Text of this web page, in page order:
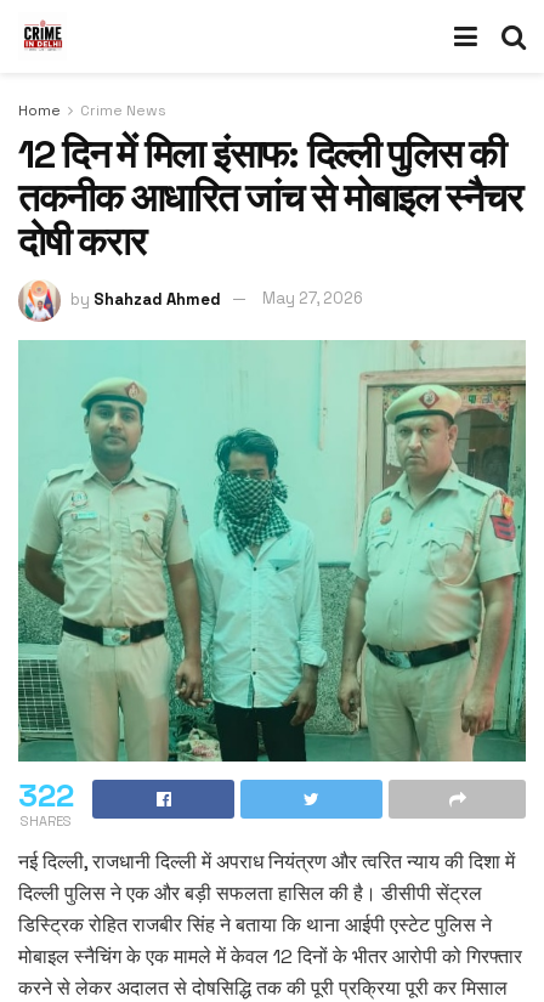
Home Crime News
12 दिन में मिला इंसाफ: दिल्ली पुलिस की
तकनीक आधारित जांच से मोबाइल स्नैचर
दोषी करार
by Shahzad Ahmed May 27, 2026
322
SHARES
नई दिल्ली, राजधानी दिल्ली में अपराध नियंत्रण और त्वरित न्याय की दिशा में
दिल्ली पुलिस ने एक और बड़ी सफलता हासिल की है। डीसीपी सेंट्रल
डिस्ट्रिक रोहित राजबीर सिंह ने बताया कि थाना आईपी एस्टेट पुलिस ने
मोबाइल स्नैचिंग के एक मामले में केवल 12 दिनों के भीतर आरोपी को गिरफ्तार
करने से लेकर अदालत से दोषसिद्धि तक की पूरी प्रक्रिया पूरी कर मिसाल